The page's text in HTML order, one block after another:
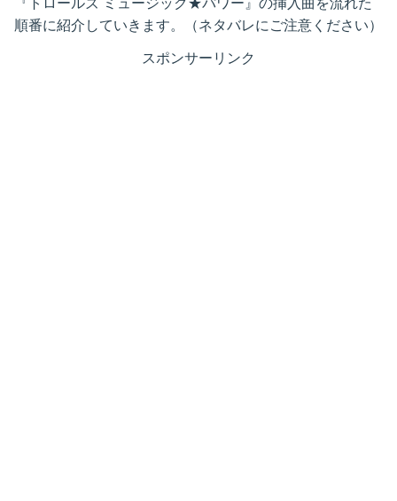
『トロールズ ミュージック★パワー』の挿入曲を流れた
順番に紹介していきます。（ネタバレにご注意ください）
スポンサーリンク